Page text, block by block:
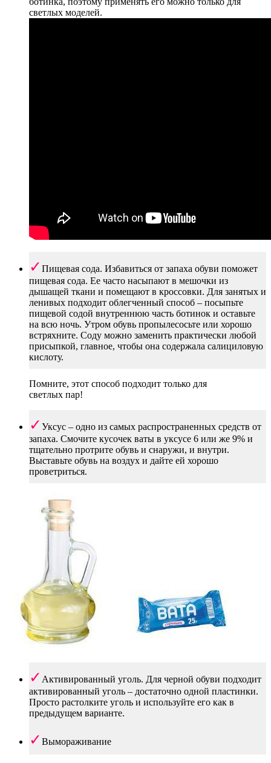
светлых моделей.
Пищевая сода. Избавиться от запаха обуви поможет
пищевая сода. Ее часто насыпают в мешочки из
дышащей ткани и помещают в кроссовки. Для занятых и
ленивых подходит облегченный способ – посыпьте
пищевой содой внутреннюю часть ботинок и оставьте
на всю ночь. Утром обувь пропылесосьте или хорошо
встряхните. Соду можно заменить практически любой
присыпкой, главное, чтобы она содержала салициловую
кислоту.
Помните, этот способ подходит только для
светлых пар!
Уксус – одно из самых распространенных средств от
запаха. Смочите кусочек ваты в уксусе 6 или же 9% и
тщательно протрите обувь и снаружи, и внутри.
Выставьте обувь на воздух и дайте ей хорошо
проветриться.
Активированный уголь. Для черной обуви подходит
активированный уголь – достаточно одной пластинки.
Просто растолките уголь и используйте его как в
предыдущем варианте.
Вымораживание